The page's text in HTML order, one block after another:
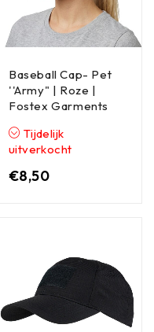
Baseball Cap- Pet
''Army" | Roze |
Fostex Garments
Tijdelijk
uitverkocht
€8,50